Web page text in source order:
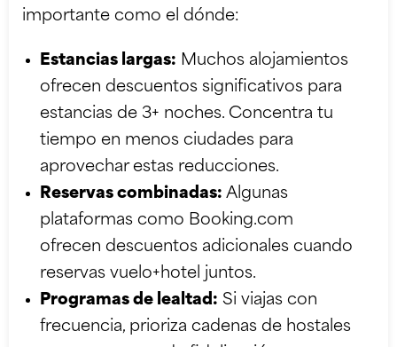
importante como el dónde:
Estancias largas: Muchos alojamientos
ofrecen descuentos significativos para
estancias de 3+ noches. Concentra tu
tiempo en menos ciudades para
aprovechar estas reducciones.
Reservas combinadas: Algunas
plataformas como Booking.com
ofrecen descuentos adicionales cuando
reservas vuelo+hotel juntos.
Programas de lealtad: Si viajas con
frecuencia, prioriza cadenas de hostales